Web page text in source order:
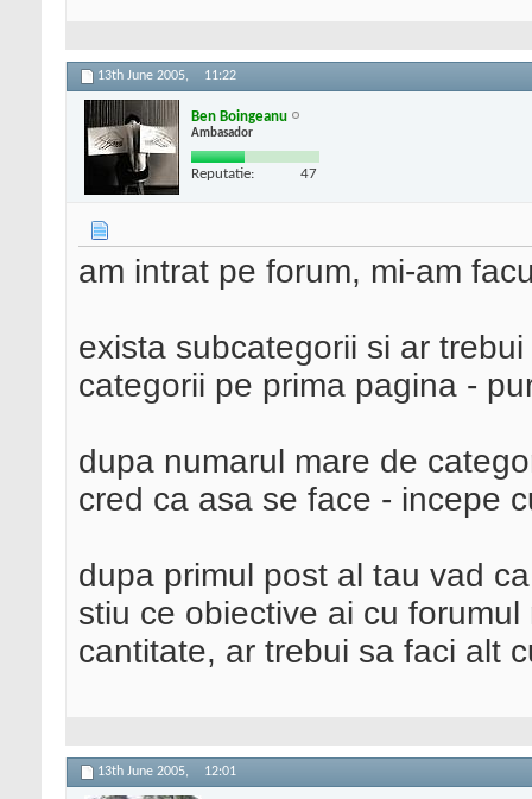
13th June 2005, 11:22
Ben Boingeanu
Ambasador
Reputatie: 47
am intrat pe forum, mi-am
exista subcategorii si ar
categorii pe prima pagina -
dupa numarul mare de
cred ca asa se face - incepe
dupa primul post al tau vad
stiu ce obiective ai cu
cantitate, ar trebui sa faci alt
13th June 2005, 12:01